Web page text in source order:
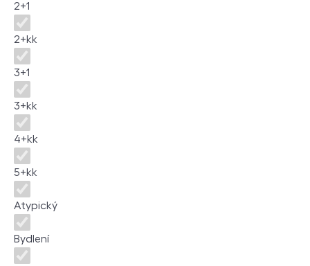
2+1
2+kk
3+1
3+kk
4+kk
5+kk
Atypický
Bydlení